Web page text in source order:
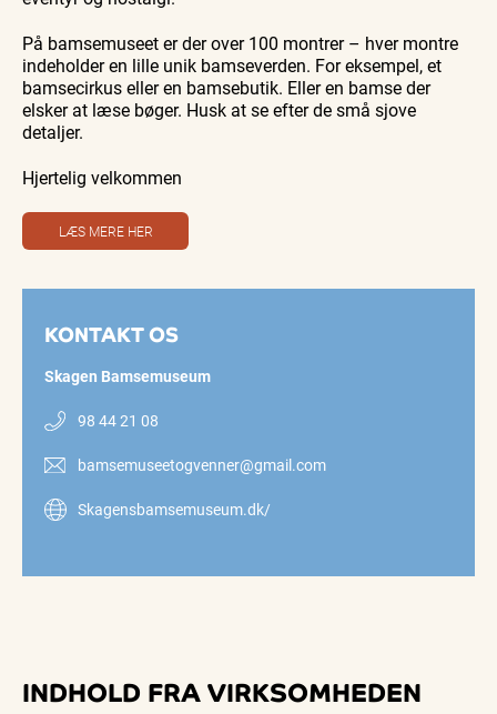
På bamsemuseet er der over 100 montrer – hver montre
indeholder en lille unik bamseverden. For eksempel, et
bamsecirkus eller en bamsebutik. Eller en bamse der
elsker at læse bøger. Husk at se efter de små sjove
detaljer.
Hjertelig velkommen
LÆS MERE HER
KONTAKT OS
Skagen Bamsemuseum
98 44 21 08
bamsemuseetogvenner@gmail.com
Skagensbamsemuseum.dk/
INDHOLD FRA VIRKSOMHEDEN